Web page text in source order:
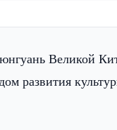
Великой
развития